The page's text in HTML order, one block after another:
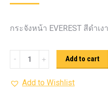
กระจังหน้า EVEREST สีดำเงา
กระจัง
หน้า
EVEREST
Add to cart
Add to Wishlist